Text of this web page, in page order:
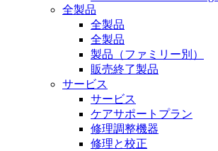
全製品
全製品
全製品
製品（ファミリー別）
販売終了製品
サービス
サービス
ケアサポートプラン
修理調整機器
修理と校正